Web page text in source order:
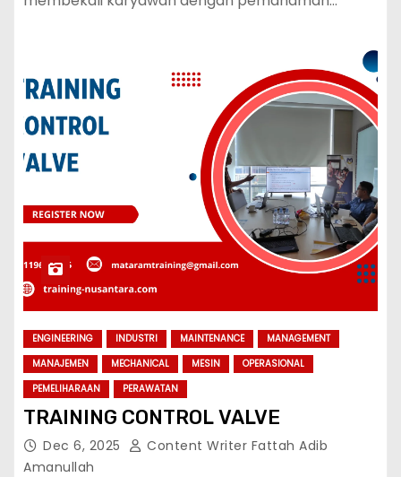
ENGINEERING INDUSTRI MAINTENANCE
MANAGEMENT
MANAJEMEN
MECHANICAL MESIN
OPERASIONAL
PEMELIHARAAN
PERAWATAN
TRAINING CONTROL VALVE
Dec 6, 2025
Content Writer Fattah Adib
Amanullah